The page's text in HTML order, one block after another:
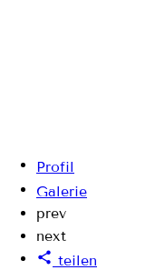
Profil
Galerie
prev
next
teilen